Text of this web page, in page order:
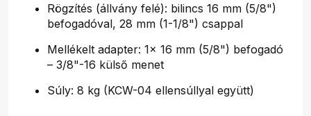
Rögzítés (állvány felé): bilincs 16 mm (5/8")
befogadóval, 28 mm (1-1/8") csappal
Mellékelt adapter: 1× 16 mm (5/8") befogadó
– 3/8"-16 külső menet
Súly: 8 kg (KCW-04 ellensúllyal együtt)